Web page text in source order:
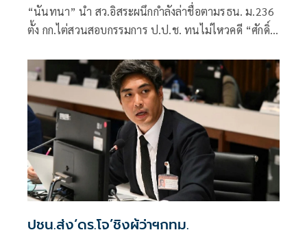
“นันทนา” นำ สว.อิสระผนึกกำลังล่าชื่อตามรธน. ม.236
ตั้ง กก.ไต่สวนสอบกรรมการ ป.ป.ช. ทนไม่ไหวคดี “ศักดิ์
ปชน.ส่ง‘ดร.โจ’ชิงผู้ว่าฯกทม.